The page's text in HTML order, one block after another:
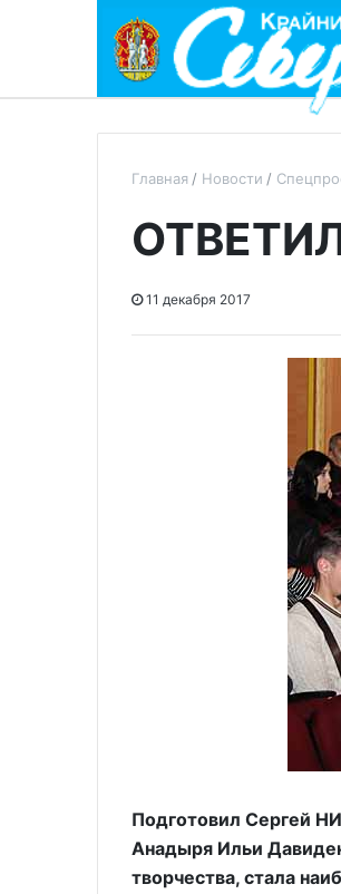
Главная Новости
11 декабря 2017
Подготовил Сергей
Анадыря Ильи
творчества, стала